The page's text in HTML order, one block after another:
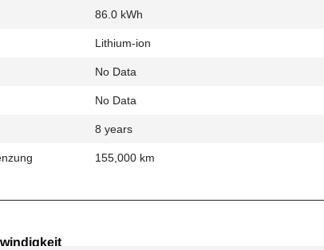
86.0 kWh
Lithium-ion
No Data
No Data
8 years
155,000 km